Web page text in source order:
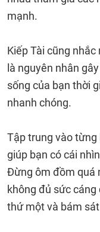
mạnh.
Kiếp Tài cũng
là nguyên nhân
sống của bạn thời
nhanh chóng.
Tập trung vào từng
giúp bạn có cái
Đừng ôm đồm quá
không đủ sức
thứ một và bám